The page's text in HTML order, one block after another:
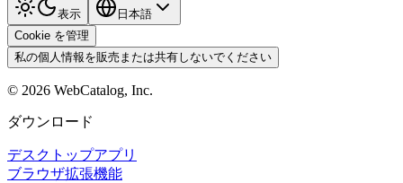
表示
日本語
Cookie を管理
私の個人情報を販売または共有しないでください
© 2026 WebCatalog, Inc.
ダウンロード
デスクトップアプリ
ブラウザ拡張機能